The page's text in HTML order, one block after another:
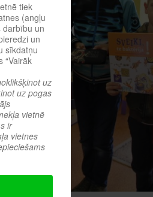
tiek
(angļu
darbību un
un
sīkdatņu
“Vairāk
uz
uz pogas
vietnē
ir
vietnes